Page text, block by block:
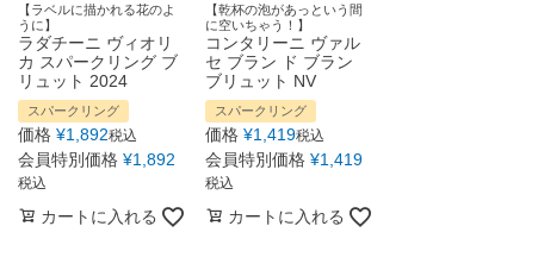
【ラベルに描かれる花のよ
うに】
ラダチーニ ヴィオリ
カ スパークリング ブ
リュット 2024
スパークリング
価格 ¥1,892税込
会員特別価格 ¥1,892
税込
カートに入れる
【乾杯の泡があっという間
に空いちゃう！】
コンタリーニ ヴァル
セ ブラン ド ブラン
ブリュット NV
スパークリング
価格 ¥1,419税込
会員特別価格 ¥1,419
税込
カートに入れる